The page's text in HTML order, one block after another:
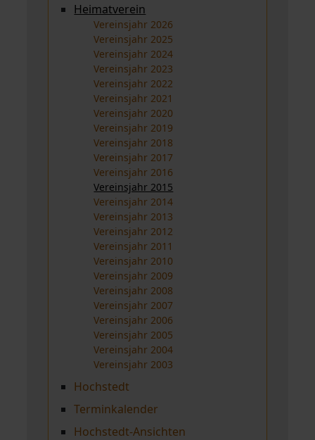
Heimatverein
Vereinsjahr 2026
Vereinsjahr 2025
Vereinsjahr 2024
Vereinsjahr 2023
Vereinsjahr 2022
Vereinsjahr 2021
Vereinsjahr 2020
Vereinsjahr 2019
Vereinsjahr 2018
Vereinsjahr 2017
Vereinsjahr 2016
Vereinsjahr 2015
Vereinsjahr 2014
Vereinsjahr 2013
Vereinsjahr 2012
Vereinsjahr 2011
Vereinsjahr 2010
Vereinsjahr 2009
Vereinsjahr 2008
Vereinsjahr 2007
Vereinsjahr 2006
Vereinsjahr 2005
Vereinsjahr 2004
Vereinsjahr 2003
Hochstedt
Terminkalender
Hochstedt-Ansichten